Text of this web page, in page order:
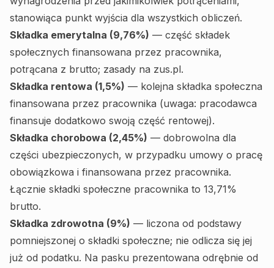
stanowiąca punkt wyjścia dla wszystkich obliczeń.
Składka emerytalna (9,76%) — część składek
społecznych finansowana przez pracownika,
potrącana z brutto; zasady na zus.pl.
Składka rentowa (1,5%) — kolejna składka społeczna
finansowana przez pracownika (uwaga: pracodawca
finansuje dodatkowo swoją część rentowej).
Składka chorobowa (2,45%) — dobrowolna dla
części ubezpieczonych, w przypadku umowy o pracę
obowiązkowa i finansowana przez pracownika.
Łącznie składki społeczne pracownika to 13,71%
brutto.
Składka zdrowotna (9%) — liczona od podstawy
pomniejszonej o składki społeczne; nie odlicza się jej
już od podatku. Na pasku prezentowana odrębnie od